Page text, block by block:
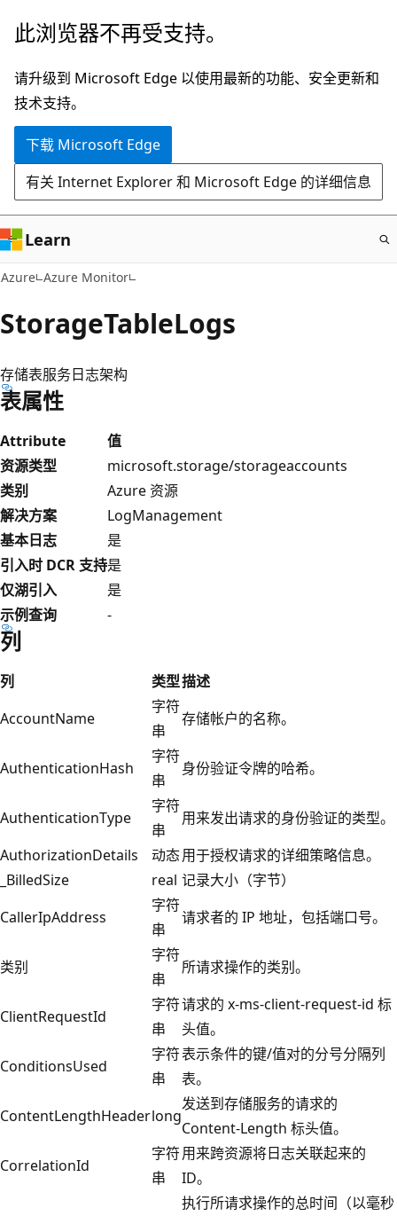
跳
主
要
内
此浏览器不再受支持。
请升级到 Microsoft Edge 以使用最新的功能、安全更新和
技术支持。
下载 Microsoft Edge
有关 Internet Explorer 和 Microsoft Edge 的详细信息
Learn
Azure Azure Monitor
StorageTableLogs
存储表服务日志架构
表属性
Attribute
值
资源类型
microsoft.storage/storageaccounts
类别
Azure 资源
解决方案
LogManagement
基本日志
是
引入时 DCR 支持是
仅湖引入
是
示例查询
-
列
列 类型描述
AccountName
字符
串
存储帐户的名称。
AuthenticationHash
字符
串
身份验证令牌的哈希。
AuthenticationType
字符
串
用来发出请求的身份验证的类型。
AuthorizationDetails
动态用于授权请求的详细策略信息。
_BilledSize
real 记录大小（字节）
CallerIpAddress
字符
串
请求者的 IP 地址，包括端口号。
类别
字符
串
所请求操作的类别。
ClientRequestId
字符
串
请求的 x-ms-client-request-id 标
头值。
ConditionsUsed
字符
串
表示条件的键/值对的分号分隔列
表。
ContentLengthHeaderlong
发送到存储服务的请求的
Content-Length 标头值。
CorrelationId
字符
串
用来跨资源将日志关联起来的
ID。
执行所请求操作的总时间（以毫秒